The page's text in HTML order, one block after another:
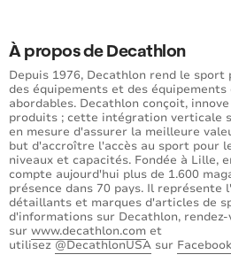
À propos de Decathlon
Depuis 1976, Decathlon rend le sport
des équipements et des
abordables. Decathlon conçoit,
produits ; cette intégration verticale
en mesure d'assurer la meilleure
but d'accroître l'accès au sport pour
niveaux et capacités. Fondée à Lille,
compte aujourd'hui plus de 1.600
présence dans 70 pays. Il représente
détaillants et marques d'articles de
d'informations sur Decathlon, rendez-
sur www.decathlon.com et
utilisez@DecathlonUSA sur Facebook